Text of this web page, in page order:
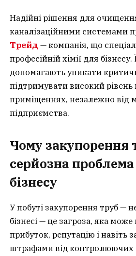
Надійні рішення для
каналізаційними системами
Трейд — компанія, що
професійній хімії для бізнесу.
допомагають уникати
підтримувати високий рівень
приміщеннях, незалежно від
підприємства.
Чому закупорення
серйозна
бізнесу
У побуті закупорення труб —
бізнесі — це загроза, яка
прибуток, репутацію і навіть
штрафами від контролюючих